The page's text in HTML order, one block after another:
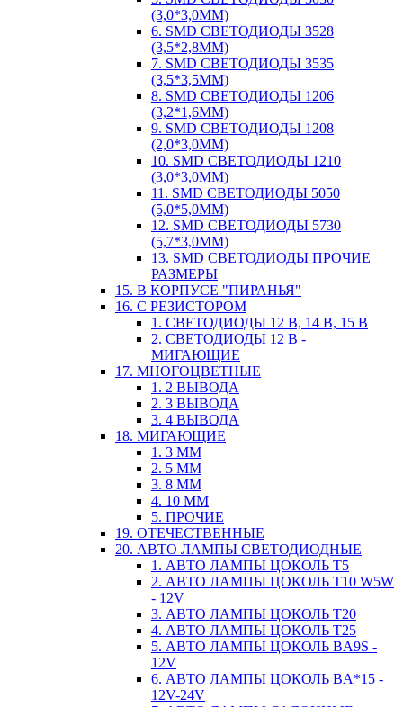
(3,0*3,0ММ)
6. SMD СВЕТОДИОДЫ 3528
(3,5*2,8ММ)
7. SMD СВЕТОДИОДЫ 3535
(3,5*3,5ММ)
8. SMD СВЕТОДИОДЫ 1206
(3,2*1,6ММ)
9. SMD СВЕТОДИОДЫ 1208
(2,0*3,0ММ)
10. SMD СВЕТОДИОДЫ 1210
(3,0*3,0ММ)
11. SMD СВЕТОДИОДЫ 5050
(5,0*5,0ММ)
12. SMD СВЕТОДИОДЫ 5730
(5,7*3,0ММ)
13. SMD СВЕТОДИОДЫ ПРОЧИЕ
РАЗМЕРЫ
15. В КОРПУСЕ "ПИРАНЬЯ"
16. С РЕЗИСТОРОМ
1. СВЕТОДИОДЫ 12 В, 14 В, 15 В
2. СВЕТОДИОДЫ 12 В -
МИГАЮЩИЕ
17. МНОГОЦВЕТНЫЕ
1. 2 ВЫВОДА
2. 3 ВЫВОДА
3. 4 ВЫВОДА
18. МИГАЮЩИЕ
1. 3 ММ
2. 5 ММ
3. 8 ММ
4. 10 ММ
5. ПРОЧИЕ
19. ОТЕЧЕСТВЕННЫЕ
20. АВТО ЛАМПЫ СВЕТОДИОДНЫЕ
1. АВТО ЛАМПЫ ЦОКОЛЬ T5
2. АВТО ЛАМПЫ ЦОКОЛЬ T10 W5W
- 12V
3. АВТО ЛАМПЫ ЦОКОЛЬ T20
4. АВТО ЛАМПЫ ЦОКОЛЬ T25
5. АВТО ЛАМПЫ ЦОКОЛЬ BA9S -
12V
6. АВТО ЛАМПЫ ЦОКОЛЬ BA*15 -
12V-24V